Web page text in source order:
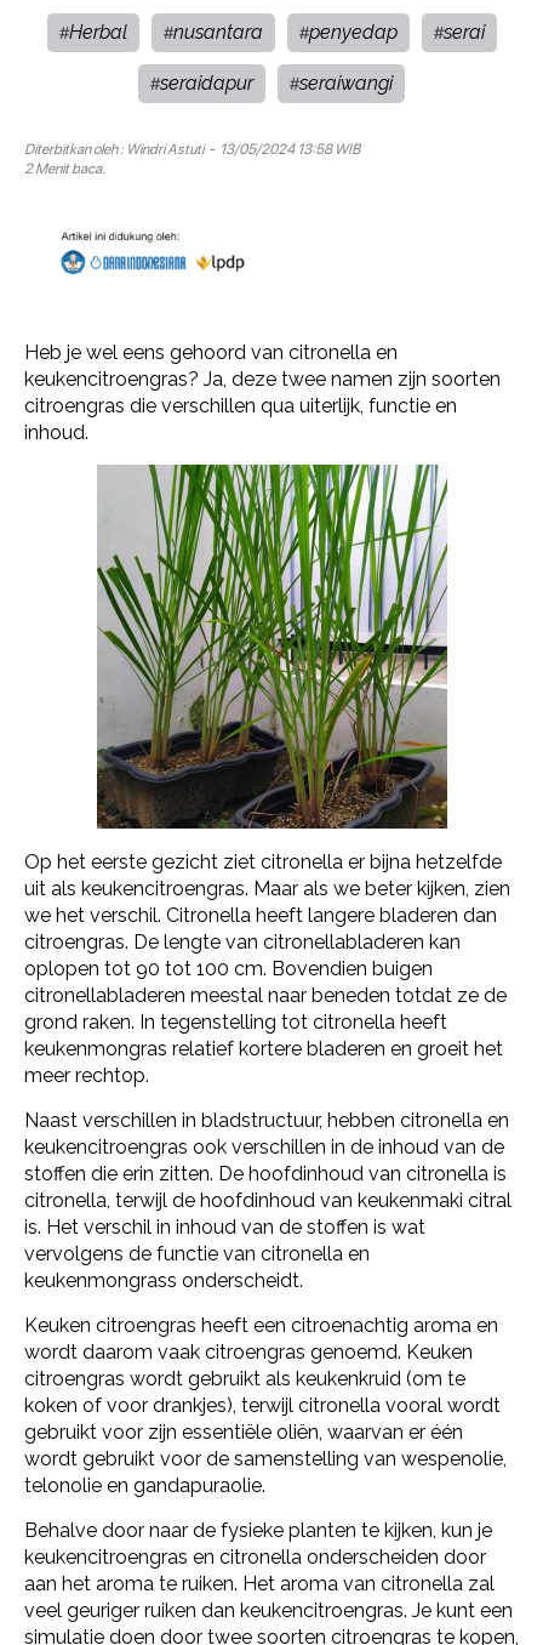
#Herbal #nusantara #penyedap #serai
#seraidapur #seraiwangi
Diterbitkan oleh : Windri Astuti- 13/05/2024 13:58 WIB
2 Menit baca.
Heb je wel eens gehoord van citronella en
keukencitroengras? Ja, deze twee namen zijn soorten
citroengras die verschillen qua uiterlijk, functie en
inhoud.
Op het eerste gezicht ziet citronella er bijna hetzelfde
uit als keukencitroengras. Maar als we beter kijken, zien
we het verschil. Citronella heeft langere bladeren dan
citroengras. De lengte van citronellabladeren kan
oplopen tot 90 tot 100 cm. Bovendien buigen
citronellabladeren meestal naar beneden totdat ze de
grond raken. In tegenstelling tot citronella heeft
keukenmongras relatief kortere bladeren en groeit het
meer rechtop.
Naast verschillen in bladstructuur, hebben citronella en
keukencitroengras ook verschillen in de inhoud van de
stoffen die erin zitten. De hoofdinhoud van citronella is
citronella, terwijl de hoofdinhoud van keukenmaki citral
is. Het verschil in inhoud van de stoffen is wat
vervolgens de functie van citronella en
keukenmongrass onderscheidt.
Keuken citroengras heeft een citroenachtig aroma en
wordt daarom vaak citroengras genoemd. Keuken
citroengras wordt gebruikt als keukenkruid (om te
koken of voor drankjes), terwijl citronella vooral wordt
gebruikt voor zijn essentiële oliën, waarvan er één
wordt gebruikt voor de samenstelling van wespenolie,
telonolie en gandapuraolie.
Behalve door naar de fysieke planten te kijken, kun je
keukencitroengras en citronella onderscheiden door
aan het aroma te ruiken. Het aroma van citronella zal
veel geuriger ruiken dan keukencitroengras. Je kunt een
simulatie doen door twee soorten citroengras te kopen,